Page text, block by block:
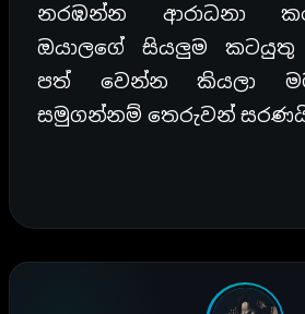
නරඹන්න ආරාධනා
ඔයාලගේ සියලුම කටයුතු
පත් වෙන්න කියලා
සමුගන්නම් තෙරුවන්